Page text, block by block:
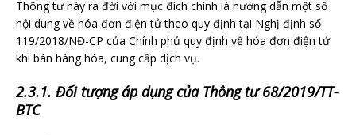
Thông tư này ra đời với mục đích chính là hướng dẫn một số
nội dung về hóa đơn điện tử theo quy định tại Nghị định số
119/2018/NĐ-CP của Chính phủ quy định về hóa đơn điện tử
khi bán hàng hóa, cung cấp dịch vụ.
2.3.1. Đối tượng áp dụng của Thông tư 68/2019/TT-
BTC